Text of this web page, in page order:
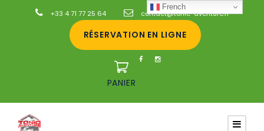
+33 4 71 77 25 64 contact@tonic-aventure.fr
RÉSERVATION EN LIGNE
PANIER
French